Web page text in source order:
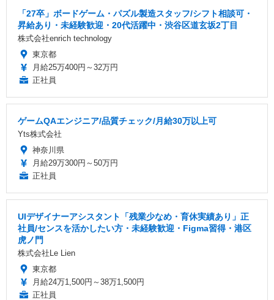
「27卒」ボードゲーム・パズル製造スタッフ/シフト相談可・
昇給あり・未経験歓迎・20代活躍中・渋谷区道玄坂2丁目
株式会社enrich technology
東京都
月給25万400円～32万円
正社員
ゲームQAエンジニア/品質チェック/月給30万以上可
Yts株式会社
神奈川県
月給29万300円～50万円
正社員
UIデザイナーアシスタント「残業少なめ・育休実績あり」正
社員/センスを活かしたい方・未経験歓迎・Figma習得・港区
虎ノ門
株式会社Le Lien
東京都
月給24万1,500円～38万1,500円
正社員